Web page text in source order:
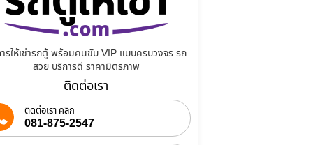
รให้เช่ารถตู้ พร้อมคนขับ VIP แบบครบวงจร รถ
สวย บริการดี ราคามิตรภาพ
ติดต่อเรา
ติดต่อเรา คลิก
081-875-2547